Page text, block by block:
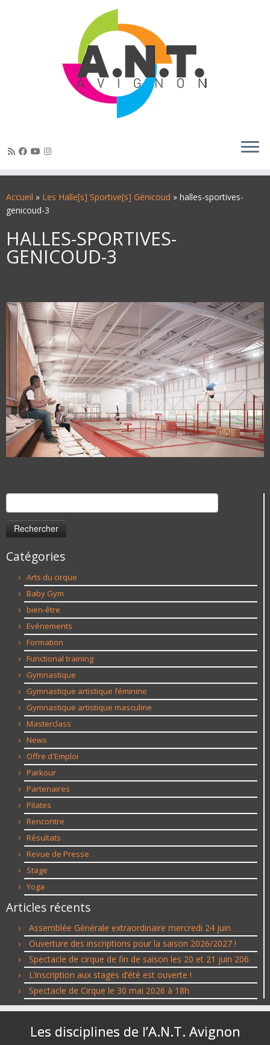
au
contenu
Accueil » Les Halle[s] Sportive[s] Génicoud » halles-sportives-
genicoud-3
HALLES-SPORTIVES-
GENICOUD-3
Rechercher :
Catégories
Arts du cirque
Baby Gym
bien-être
Evénements
Formation
Functional training
Gymnastique
Gymnastique artistique féminine
Gymnastique artistique masculine
Masterclass
News
Offre d'Emploi
Parkour
Partenaires
Pilates
Rencontre
Résultats
Revue de Presse
Stage
Yoga
Articles récents
Assemblée Générale extraordinaire mercredi 24 juin
Ouverture des inscriptions pour la saison 2026/2027 !
Spectacle de cirque de fin de saison les 20 et 21 juin 206
L’inscription aux stages d’été est ouverte !
Spectacle de Cirque le 30 mai 2026 à 18h
Les disciplines de l’A.N.T. Avignon